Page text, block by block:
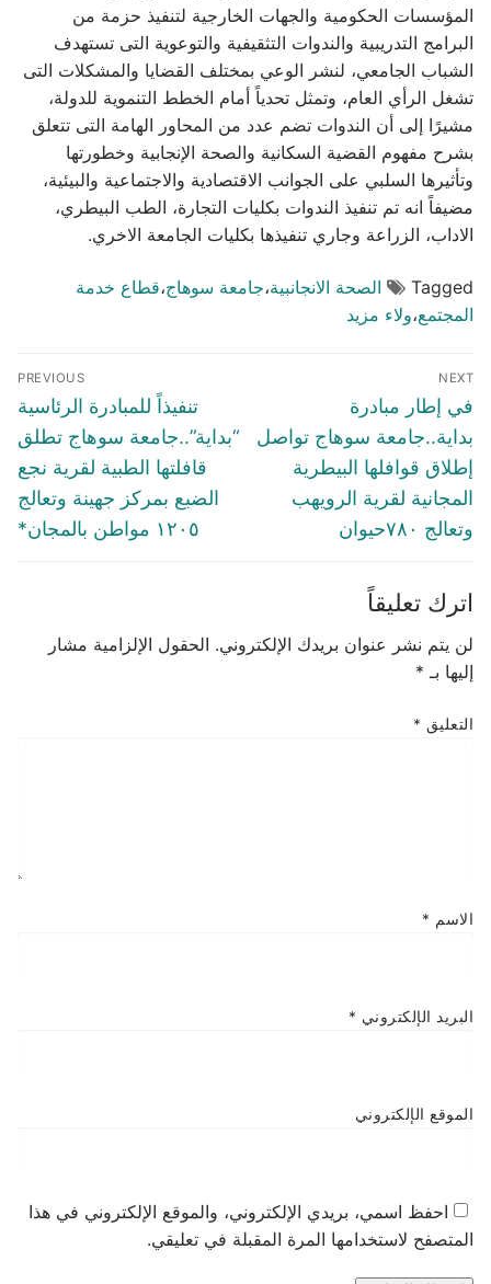
المؤسسات الحكومية والجهات الخارجية لتنفيذ حزمة من
البرامج التدريبية والندوات التثقيفية والتوعوية التى تستهدف
الشباب الجامعي، لنشر الوعي بمختلف القضايا والمشكلات التى
تشغل الرأي العام، وتمثل تحدياً أمام الخطط التنموية للدولة،
مشيرًا إلى أن الندوات تضم عدد من المحاور الهامة التى تتعلق
بشرح مفهوم القضية السكانية والصحة الإنجابية وخطورتها
وتأثيرها السلبي على الجوانب الاقتصادية والاجتماعية والبيئية،
مضيفاً انه تم تنفيذ الندوات بكليات التجارة، الطب البيطري،
الاداب، الزراعة وجاري تنفيذها بكليات الجامعة الاخري.
Tagged الصحة الانجانبية،جامعة سوهاج،قطاع خدمة
المجتمع،ولاء مزيد
تصفّح
المقالات
PREVIOUS
Previous
post:
تنفيذاً للمبادرة الرئاسية
“بداية”..جامعة سوهاج تطلق
قافلتها الطبية لقرية نجع
الضبع بمركز جهينة وتعالج
١٢٠٥ مواطن بالمجان*
NEXT
Next
post:
في إطار مبادرة
بداية..جامعة سوهاج تواصل
إطلاق قوافلها البيطرية
المجانية لقرية الرويهب
وتعالج ٧٨٠حيوان
اترك تعليقاً
لن يتم نشر عنوان بريدك الإلكتروني. الحقول الإلزامية مشار
إليها بـ *
التعليق *
الاسم *
البريد الإلكتروني *
الموقع الإلكتروني
احفظ اسمي، بريدي الإلكتروني، والموقع الإلكتروني في هذا
المتصفح لاستخدامها المرة المقبلة في تعليقي.